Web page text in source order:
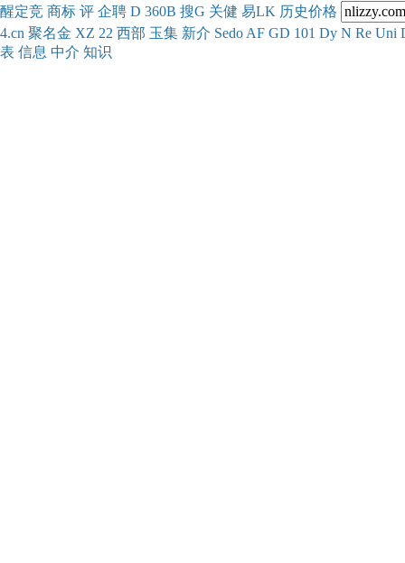
醒定竞 商标 评 企聘 D 360B 搜G 关健 易LK 历史价格
4.cn 聚名金 XZ 22 西部 玉集 新介 Sedo AF GD 101 Dy N Re Uni
表 信息 中介 知识